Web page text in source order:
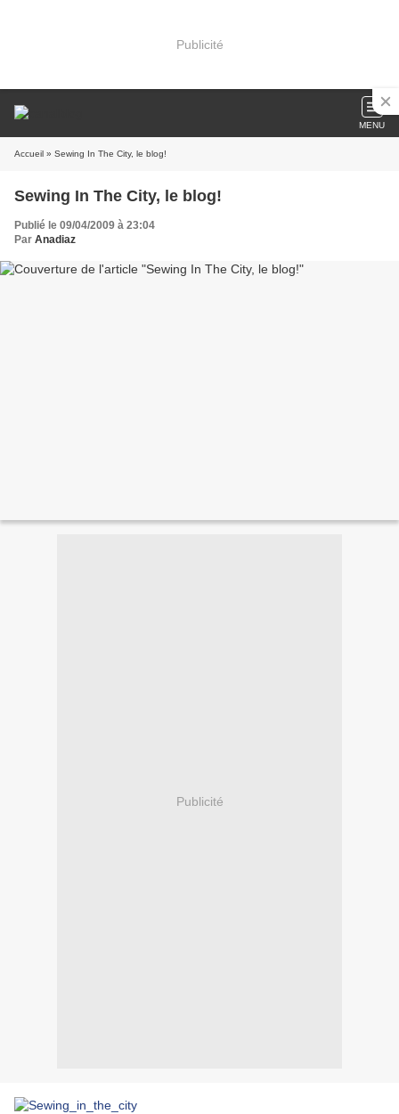
Publicité
MENU
Accueil » Sewing In The City, le blog!
Sewing In The City, le blog!
Publié le 09/04/2009 à 23:04
Par Anadiaz
Publicité